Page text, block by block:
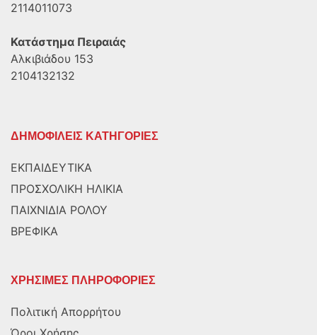
2114011073
Κατάστημα Πειραιάς
Αλκιβιάδου 153
2104132132
ΔΗΜΟΦΙΛΕΙΣ ΚΑΤΗΓΟΡΙΕΣ
ΕΚΠΑΙΔΕΥΤΙΚΑ
ΠΡΟΣΧΟΛΙΚΗ ΗΛΙΚΙΑ
ΠΑΙΧΝΙΔΙΑ ΡΟΛΟΥ
ΒΡΕΦΙΚΑ
ΧΡΗΣΙΜΕΣ ΠΛΗΡΟΦΟΡΙΕΣ
Πολιτική Απορρήτου